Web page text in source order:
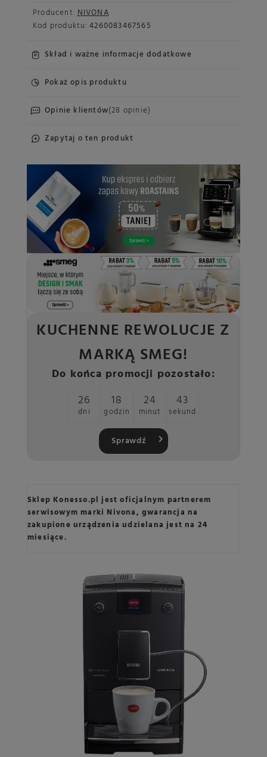
Producent: NIVONA
Kod produktu: 4260083467565
Skład i ważne informacje dodatkowe
Pokaż opis produktu
Opinie klientów(28 opinie)
Zapytaj o ten produkt
KUCHENNE REWOLUCJE Z
MARKĄ SMEG!
Do końca promocji pozostało:
26
dni
18
godzin
24
minut
42
sekund
Sprawdź
Sklep Konesso.pl jest oficjalnym partnerem
serwisowym marki Nivona, gwarancja na
zakupione urządzenia udzielana jest na 24
miesiące.